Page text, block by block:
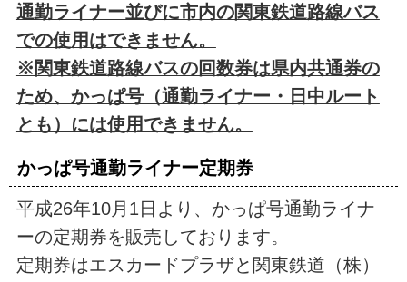
通勤ライナー並びに市内の関東鉄道路線バス
での使用はできません。
※関東鉄道路線バスの回数券は県内共通券の
ため、かっぱ号（通勤ライナー・日中ルート
とも）には使用できません。
かっぱ号通勤ライナー定期券
平成26年10月1日より、かっぱ号通勤ライナ
ーの定期券を販売しております。
定期券はエスカードプラザと関東鉄道（株）